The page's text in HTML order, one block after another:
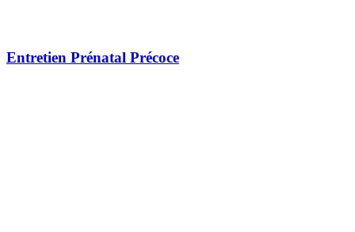
Entretien Prénatal Précoce